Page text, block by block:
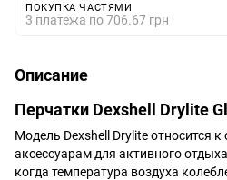
ПОКУПКА ЧАСТЯМИ
3 платежа по 706.67 грн
Описание
Перчатки Dexshell Drylite
Модель Dexshell Drylite относится
аксессуарам для активного
когда температура воздуха